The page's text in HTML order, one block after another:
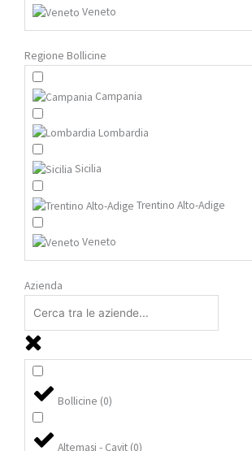
Veneto
Regione Bollicine
Campania
Lombardia
Sicilia
Trentino Alto-Adige
Veneto
Azienda
Bollicine (0)
Altemasi - Cavit (0)